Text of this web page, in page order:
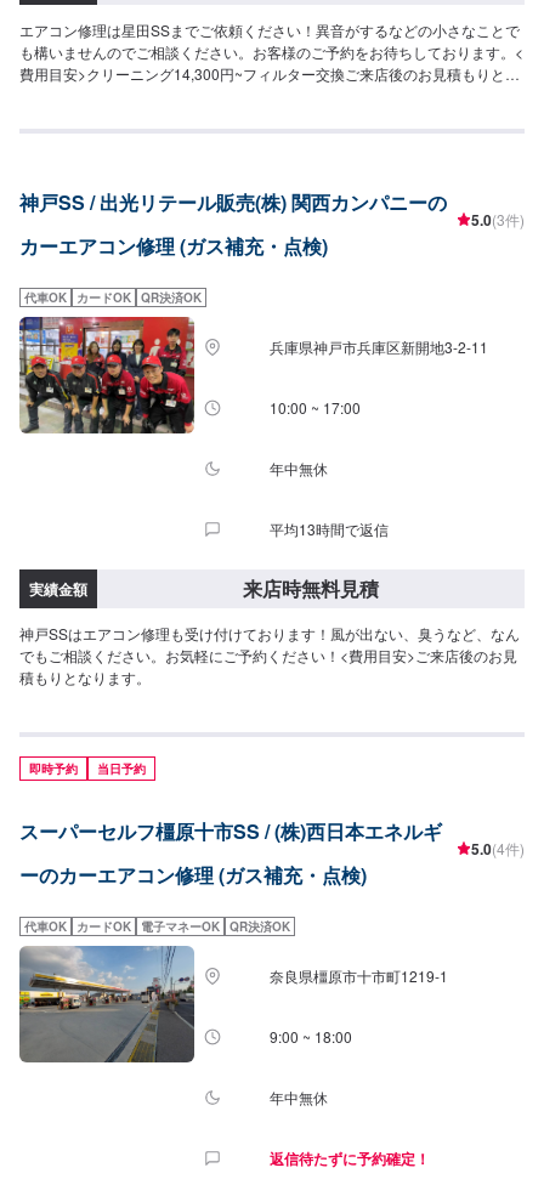
エアコン修理は星田SSまでご依頼ください！異音がするなどの小さなことで
も構いませんのでご相談ください。お客様のご予約をお待ちしております。<
費用目安>クリーニング14,300円~フィルター交換ご来店後のお見積もりとな
神戸SS / 出光リテール販売(株) 関西カンパニーの
カーエアコン修理 (ガス補充・点検)
5.0(3件)
代車OK カードOK QR決済OK
兵庫県神戸市兵庫区新開地3-2-11
10:00 ~ 17:00
年中無休
平均13時間で返信
実績金額 来店時無料見積
神戸SSはエアコン修理も受け付けております！風が出ない、臭うなど、なん
でもご相談ください。お気軽にご予約ください！<費用目安>ご来店後のお見
積もりとなります。
即時予約 当日予約
スーパーセルフ橿原十市SS / (株)西日本エネルギ
ーのカーエアコン修理 (ガス補充・点検)
5.0(4件)
代車OK カードOK 電子マネーOK QR決済OK
奈良県橿原市十市町1219-1
9:00 ~ 18:00
年中無休
返信待たずに予約確定！